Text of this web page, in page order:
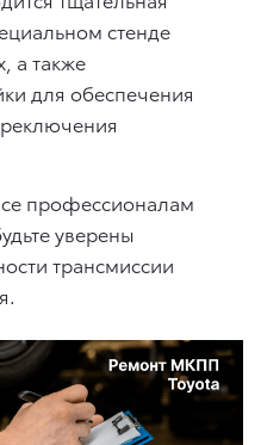
стенде
а также
для обеспечения
профессионалам
уверены
трансмиссии